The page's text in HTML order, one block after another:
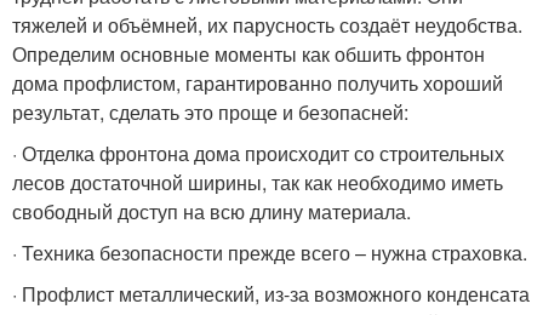
тяжелей и объёмней, их парусность создаёт неудобства.
Определим основные моменты как обшить фронтон
дома профлистом, гарантированно получить хороший
результат, сделать это проще и безопасней:
· Отделка фронтона дома происходит со строительных
лесов достаточной ширины, так как необходимо иметь
свободный доступ на всю длину материала.
· Техника безопасности прежде всего – нужна страховка.
· Профлист металлический, из-за возможного конденсата